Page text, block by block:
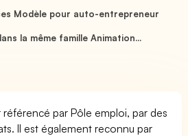
Modèle pour auto-entrepreneur
la même famille Animation...
par Pôle emploi, par des
Il est également reconnu par